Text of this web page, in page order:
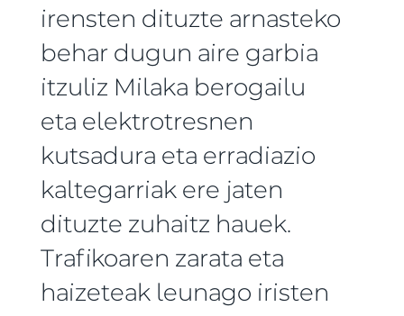
irensten dituzte arnasteko
behar dugun aire garbia
itzuliz Milaka berogailu
eta elektrotresnen
kutsadura eta erradiazio
kaltegarriak ere jaten
dituzte zuhaitz hauek.
Trafikoaren zarata eta
haizeteak leunago iristen